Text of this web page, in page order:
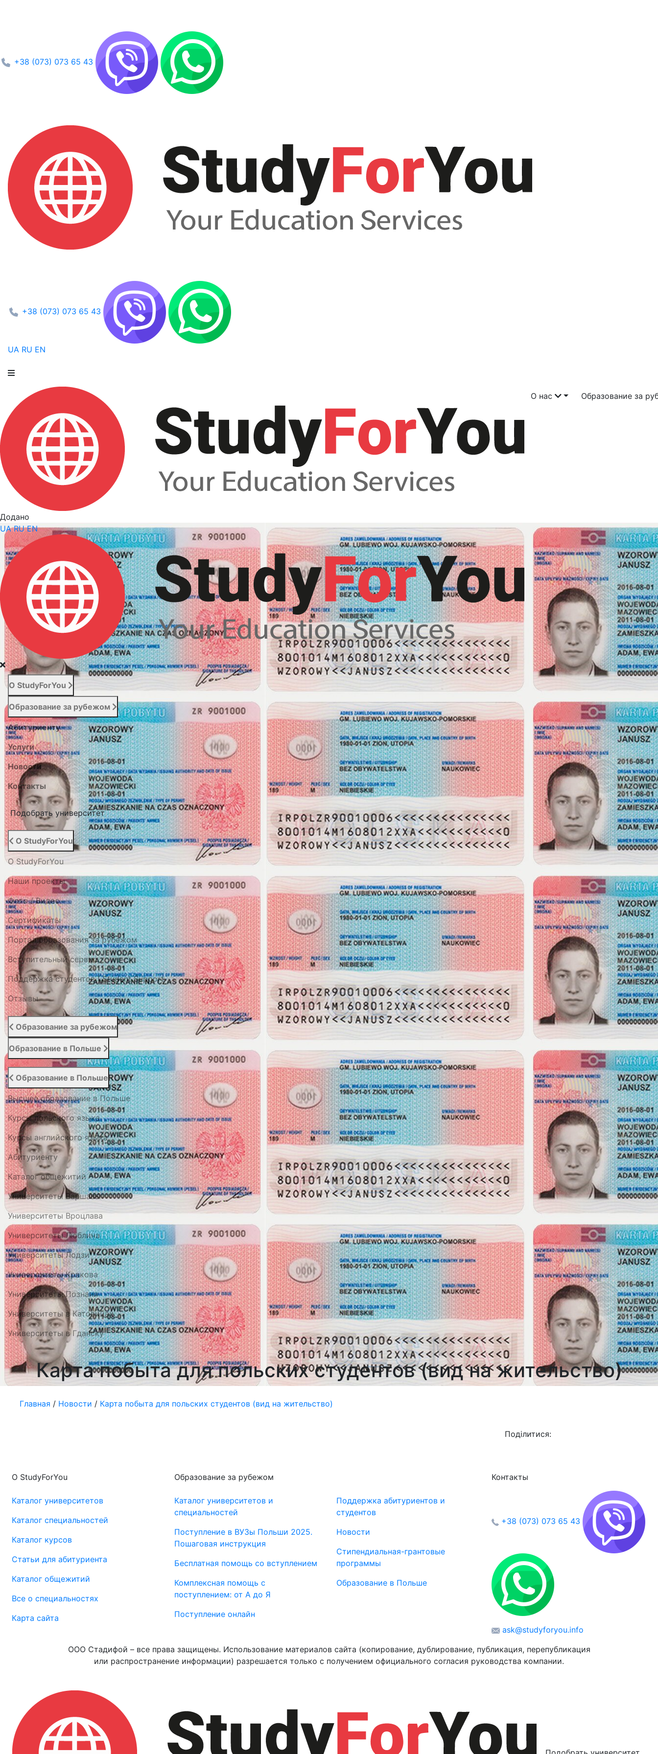
+38 (073) 073 65 43
+38 (073) 073 65 43
UA RU EN
О нас Образование за
Додано
UA RU EN
О StudyForYou
Образование за рубежом
Абитуриенту
Услуги
Новости
Контакты
Подобрать университет
О StudyForYou
О StudyForYou
Наши проекты
Фото / Видео
Cертификаты
Портал образования за рубежом
Вступительный сервис
Поддержка студентов | Student Support
Отзывы
Образование за рубежом
Образование в Польше
Образование в Польше
Высшее образование в Польше
Курсы польского языка
Курсы английского языка
Абитуриенту
Каталог общежитий
Университеты Варшавы
Университеты Вроцлава
Университеты Люблина
Университеты Лодзи
Университеты Кракова
Университеты Познани
Университеты в Катовицах
Университеты в Гданску
Карта побыта для польских студентов (вид на жительство)
Главная / Новости / Карта побыта для польских студентов (вид на жительство)
Поділитися:
О StudyForYou
Каталог университетов
Каталог специальностей
Каталог курсов
Статьи для абитуриента
Каталог общежитий
Все о специальностях
Карта сайта
Образование за рубежом
Каталог университетов и
специальностей
Поступление в ВУЗы Польши 2025.
Пошаговая инструкция
Бесплатная помощь со вступлением
Комплексная помощь с
поступлением: от А до Я
Поступление онлайн
Поддержка абитуриентов и
студентов
Новости
Стипендиальная-грантовые
программы
Образование в Польше
Контакты
+38 (073) 073 65 43
ask@studyforyou.info
ООО Стадифой – все права защищены. Использование материалов сайта (копирование, дублирование, публикация, перепубликация
или распространение информации) разрешается только с получением официального согласия руководства компании.